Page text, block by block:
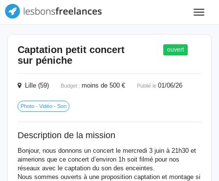
Toggle
Captation petit concert
sur péniche
ouvert
Lille (59) Budget : moins de 500 € Publié le 01/06/26
Photo - Vidéo - Son
Description de la mission
Bonjour, nous donnons un concert le mercredi 3 juin à 21h30 et
aimerions que ce concert d’environ 1h soit filmé pour nos
réseaux avec le captation du son des enceintes.
Nous sommes ouverts à une proposition captation et montage si